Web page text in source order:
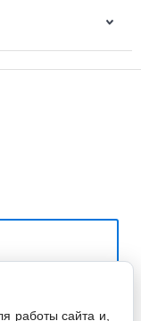
работы сайта и,